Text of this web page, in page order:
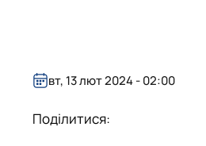
вт, 13 лют 2024 - 02:00
Поділитися: